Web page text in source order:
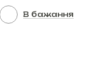
В бажання